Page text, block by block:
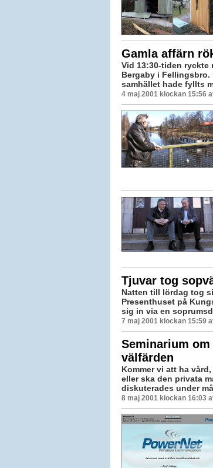
Gamla affärn
Vid 13:30-tiden
Bergaby i Fellingsbro.
samhället hade fyllts
4 maj 2001 klockan 15:56
Tjuvar tog
Natten till lördag tog
Presenthuset på
sig in via en
7 maj 2001 klockan 15:59
Seminarium
välfärden
Kommer vi att ha
eller ska den privata
diskuterades under
8 maj 2001 klockan 16:03